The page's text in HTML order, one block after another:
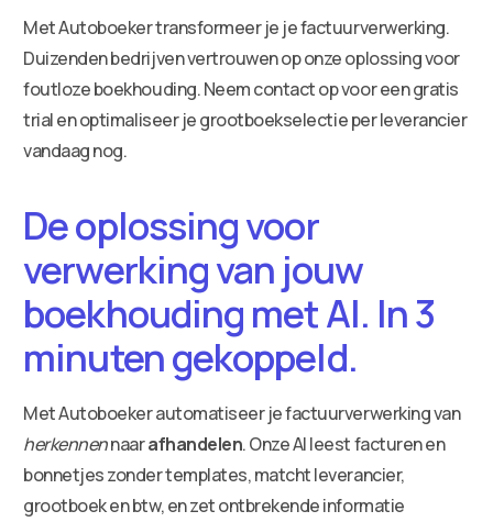
Met Autoboeker transformeer je je factuurverwerking.
Duizenden bedrijven vertrouwen op onze oplossing voor
foutloze boekhouding. Neem contact op voor een gratis
trial en optimaliseer je grootboekselectie per leverancier
vandaag nog.
De oplossing voor
verwerking van jouw
boekhouding met AI. In 3
minuten gekoppeld.
Met Autoboeker automatiseer je factuurverwerking van
herkennennaarafhandelen. Onze AI leest facturen en
bonnetjes zonder templates, matcht leverancier,
grootboek en btw, en zet ontbrekende informatie